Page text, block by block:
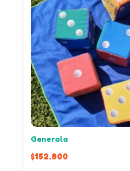
Generala
$152.800